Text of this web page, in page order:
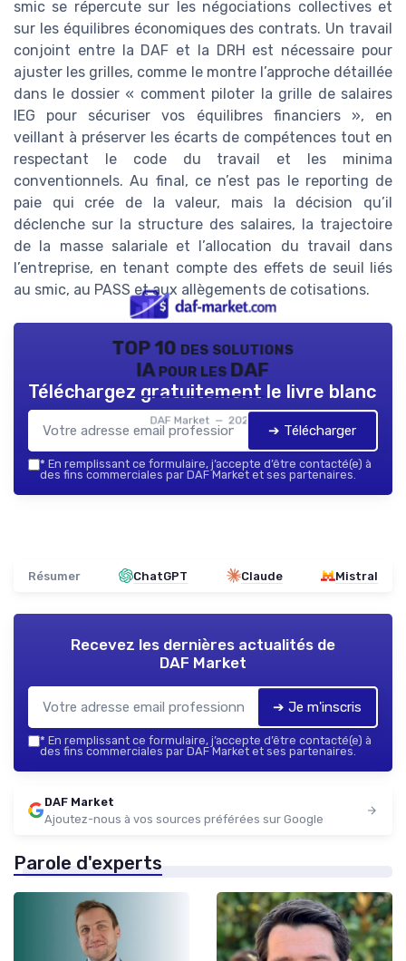
smic se répercute sur les négociations collectives et
sur les équilibres économiques des contrats. Un travail
conjoint entre la DAF et la DRH est nécessaire pour
ajuster les grilles, comme le montre l’approche détaillée
dans le dossier « comment piloter la grille de salaires
IEG pour sécuriser vos équilibres financiers », en
veillant à préserver les écarts de compétences tout en
respectant le code du travail et les minima
conventionnels. Au final, ce n’est pas le reporting de
paie qui crée de la valeur, mais la décision qu’il
déclenche sur la structure des salaires, la trajectoire
de la masse salariale et l’allocation du travail dans
l’entreprise, en tenant compte des effets de seuil liés
au smic, au PASS et aux allègements de cotisations.
TOP 10 des solutions
IA pour les DAF
DAF Market — 2026
Téléchargez gratuitement le livre blanc
➔ Télécharger
* En remplissant ce formulaire, j’accepte d’être contacté(e) à
des fins commerciales par DAF Market et ses partenaires.
Résumer ChatGPT Claude Mistral
Recevez les dernières actualités de
DAF Market
➔ Je m'inscris
* En remplissant ce formulaire, j’accepte d’être contacté(e) à
des fins commerciales par DAF Market et ses partenaires.
DAF Market
Ajoutez-nous à vos sources préférées sur Google
Parole d'experts